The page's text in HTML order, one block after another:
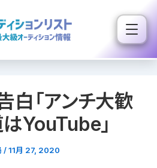
白「アンチ大歓
YouTube」
/11月 27, 2020